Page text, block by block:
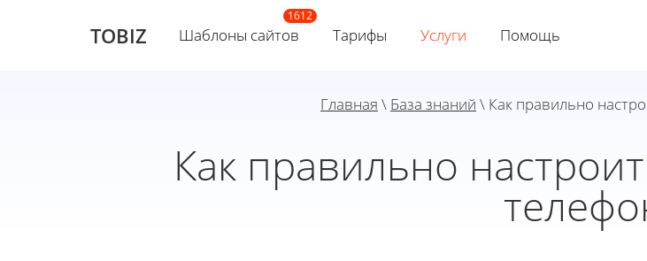
TOBIZ Шаблоны сайтов Тарифы Услуги Помощь
Главная \ База знаний \ Как правильно
Как правильно